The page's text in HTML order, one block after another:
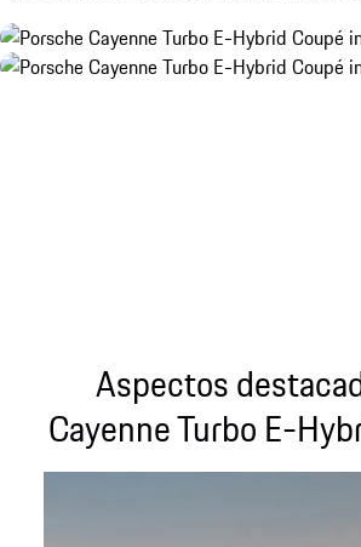
Aspectos
Cayenne Turbo E-